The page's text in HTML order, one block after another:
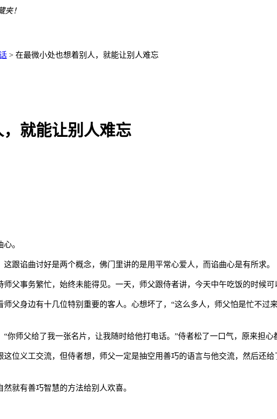
！
> 在最微小处也想着别人，就能让别人难忘
就能让别人难忘
。
跟谄曲讨好是两个概念，佛门里讲的是用平常心爱人，而谄曲心是有所求。
父事务繁忙，始终未能得见。一天，师父跟侍者讲，今天中午吃饭的时候可
父身边有十几位特别重要的客人。心想坏了，“这么多人，师父怕是忙不过
你师父给了我一张名片，让我随时给他打电话。”侍者松了一口气，原来担心
位义工交流，但侍者想，师父一定是抽空用善巧的语言与他交流，然后还
就有善巧智慧的方法给别人欢喜。